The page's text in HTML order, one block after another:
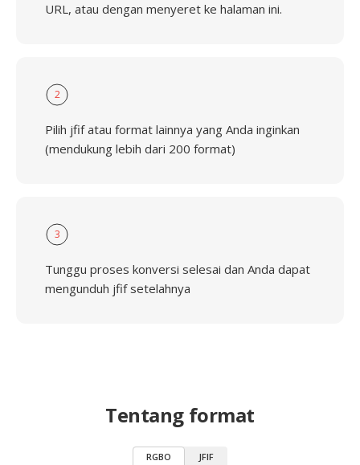
URL, atau dengan menyeret ke halaman ini.
2
Pilih jfif atau format lainnya yang Anda inginkan
(mendukung lebih dari 200 format)
3
Tunggu proses konversi selesai dan Anda dapat
mengunduh jfif setelahnya
Tentang format
RGBO JFIF